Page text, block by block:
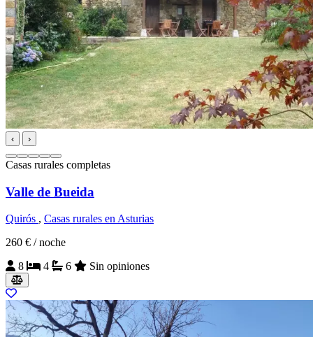
‹ ›
Casas rurales completas
Valle de Bueida
Quirós , Casas rurales en Asturias
260 € / noche
8
4 6 Sin opiniones